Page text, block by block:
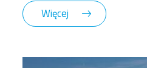
Więcej